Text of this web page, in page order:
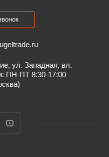
ул. Западная, вл.
ПН-ПТ 8:30-17:00